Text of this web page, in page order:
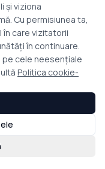
și viziona
Cu permisiunea ta,
în care vizitatorii
în continuare.
cele neesențiale
Politica cookie-